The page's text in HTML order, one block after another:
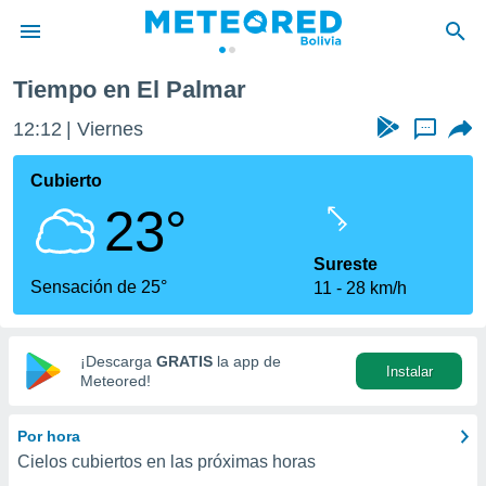
de
ha
que se
calidad.
a este
las
y
digital
basada
Tiempo en El Palmar
12:12 Viernes ...
Cubierto
23°
Sensación de 25°
Sureste
11
28 km/h
¡Descarga GRATIS la app de
Meteored!
Instalar
Por hora
Cielos cubiertos en las próximas horas